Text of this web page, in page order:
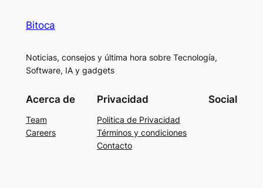
Bitoca
Noticias, consejos y última hora sobre Tecnología,
Software, IA y gadgets
Acerca de
Team
Careers
Privacidad
Politica de Privacidad
Términos y condiciones
Contacto
Social